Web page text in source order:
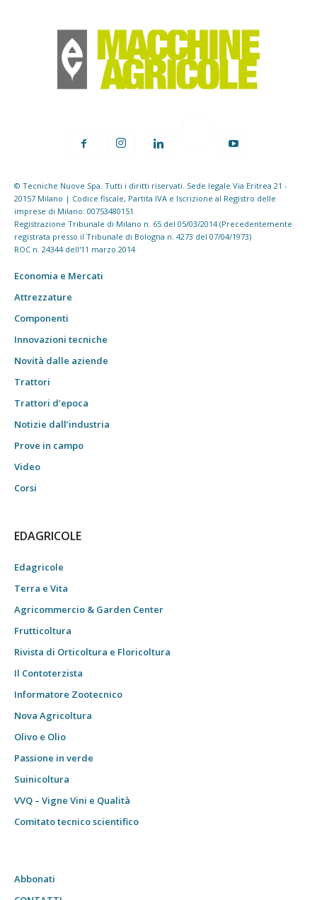
© Tecniche Nuove Spa. Tutti i diritti riservati. Sede legale Via Eritrea 21 -
20157 Milano | Codice fiscale, Partita IVA e Iscrizione al Registro delle
imprese di Milano: 00753480151
Registrazione Tribunale di Milano n. 65 del 05/03/2014 (Precedentemente
registrata presso il Tribunale di Bologna n. 4273 del 07/04/1973)
ROC n. 24344 dell'11 marzo 2014
Economia e Mercati
Attrezzature
Componenti
Innovazioni tecniche
Novità dalle aziende
Trattori
Trattori d’epoca
Notizie dall’industria
Prove in campo
Video
Corsi
EDAGRICOLE
Edagricole
Terra e Vita
Agricommercio & Garden Center
Frutticoltura
Rivista di Orticoltura e Floricoltura
Il Contoterzista
Informatore Zootecnico
Nova Agricoltura
Olivo e Olio
Passione in verde
Suinicoltura
VVQ – Vigne Vini e Qualità
Comitato tecnico scientifico
Abbonati